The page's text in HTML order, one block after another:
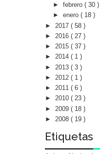
► febrero ( 30 )
► enero ( 18 )
► 2017 ( 58 )
► 2016 ( 27 )
► 2015 ( 37 )
► 2014 ( 1 )
► 2013 ( 3 )
► 2012 ( 1 )
► 2011 ( 6 )
► 2010 ( 23 )
► 2009 ( 18 )
► 2008 ( 19 )
Etiquetas